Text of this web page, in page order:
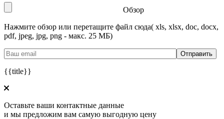
Обзор
Нажмите обзор или перетащите файл сюда( xls, xlsx, doc, docx,
pdf, jpeg, jpg, png - макс. 25 МБ)
{{title}}
Оставьте ваши контактные данные
и мы предложим вам самую выгодную цену